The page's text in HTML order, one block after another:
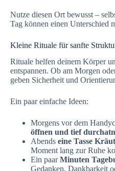
Nutze diesen Ort bewusst –
Tag können einen Unterschied
Kleine Rituale für sanfte
Rituale helfen deinem Körper
entspannen. Ob am Morgen
geben Sicherheit und
Ein paar einfache Ideen:
Morgens vor dem
öffnen und tief
Abends eine Tasse
Moment lang zur Ruhe
Ein paarMinuten
Gedanken, Dankbarkeit